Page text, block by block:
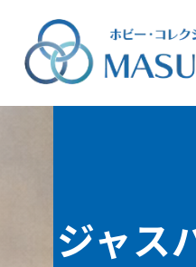
ジャス